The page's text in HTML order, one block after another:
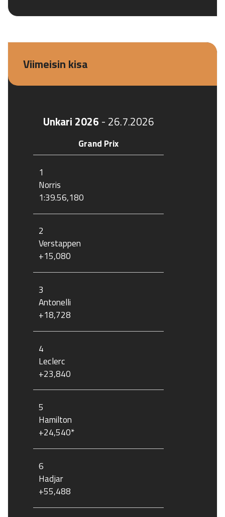
Viimeisin kisa
Unkari 2026 - 26.7.2026
Grand Prix
1
Norris
1:39.56,180
2
Verstappen
+15,080
3
Antonelli
+18,728
4
Leclerc
+23,840
5
Hamilton
+24,540*
6
Hadjar
+55,488